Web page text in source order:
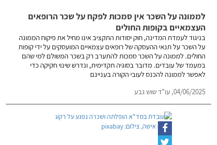
לממונה על השכר אין סמכות לפקח על שכר הרופאים
העצמאיים בקופות החולים
בניגוד לעמדת המדינה, חוק יסודות התקציב אינו מחיל את פיקוח הממונה
על השכר על תנאי ההעסקה של רופאים עצמאיים המועסקים על ידי קופות
החולים. לממונה על השכר סמכות להתערב רק בשכר המשולם למי שהם
במעמד של עובדים. מדובר בסוגיה תקדימית, ונדרש שינוי חקיקה כדי
לאפשר לממונה להכנס לעובי הקורה בעניינם
04/06/2025, עו"ד שוש גבע